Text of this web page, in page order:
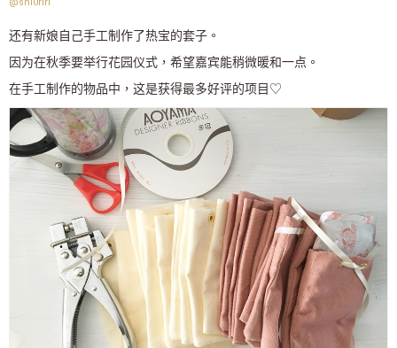
还有新娘自己手工制作了热宝的套子。
因为在秋季要举行花园仪式，希望嘉宾能稍微暖和一点。
在手工制作的物品中，这是获得最多好评的项目♡